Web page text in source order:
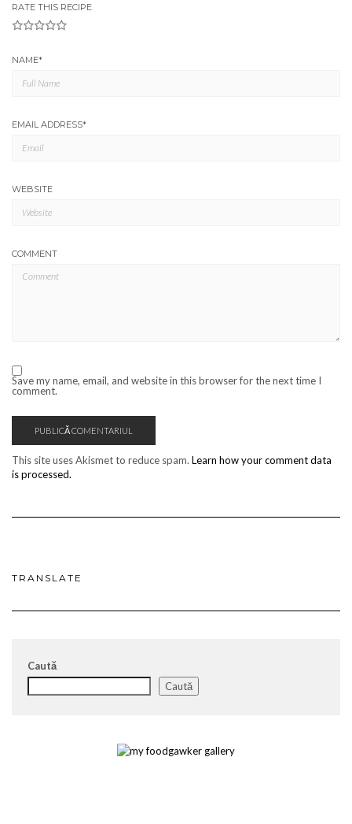
RATE THIS RECIPE
5
4
3
2
NAME*
EMAIL ADDRESS*
WEBSITE
COMMENT
Save my name, email, and website in this browser for the next time I
comment.
This site uses Akismet to reduce spam. Learn how your comment data
is processed.
TRANSLATE
Caută
Caută